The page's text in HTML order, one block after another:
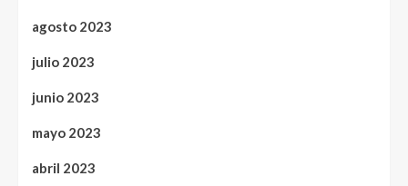
agosto 2023
julio 2023
junio 2023
mayo 2023
abril 2023